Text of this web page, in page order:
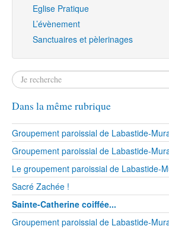
Eglise Pratique
L’évènement
Sanctuaires et pèlerinages
Dans la même rubrique
Groupement paroissial de Labastide-
Groupement paroissial de Labastide-
Le groupement paroissial de Labastide-
Sacré Zachée !
Sainte-Catherine coiffée...
Groupement paroissial de Labastide-